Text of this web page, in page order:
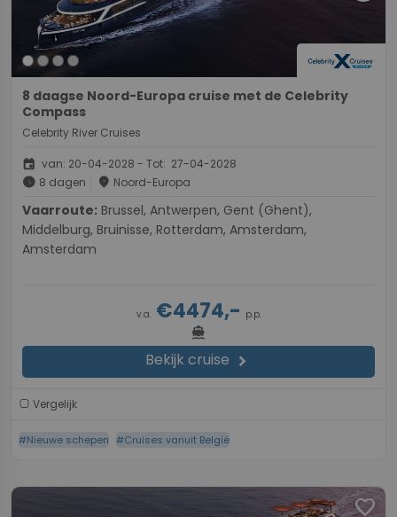
8 daagse Noord-Europa cruise met de Celebrity
Compass
Celebrity River Cruises
event van: 20-04-2028 - Tot: 27-04-2028
schedule 8 dagen place Noord-Europa
Vaarroute:
Middelburg, Bruinisse, Rotterdam, Amsterdam,
Amsterdam
v.a.€4474,- p.p.
directions_boat
Bekijk cruise chevron_right
Vergelijk
#Nieuwe schepen #Cruises vanuit België
favorite